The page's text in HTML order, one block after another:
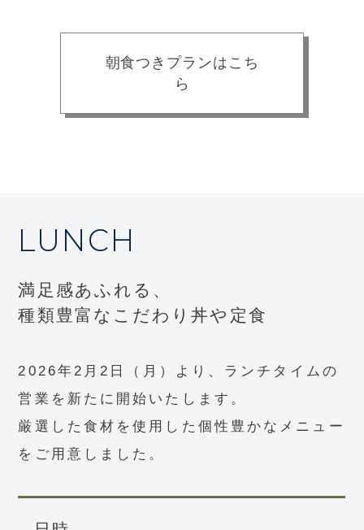
朝食つきプランはこち
ら
LUNCH
満足感あふれる、
種類豊富なこだわり丼や定食
2026年2月2日（月）より、ランチタイムの
営業を新たに開始いたします。
厳選した食材を使用した個性豊かなメニュー
をご用意しました。